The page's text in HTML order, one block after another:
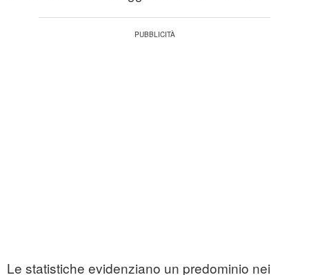
Le statistiche evidenziano un predominio nei